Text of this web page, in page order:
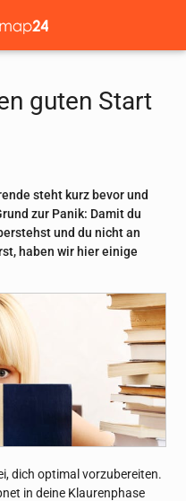
guten Start
steht kurz bevor und
zur Panik: Damit du
und du nicht an
haben wir hier einige
dich optimal vorzubereiten.
in deine Klaurenphase